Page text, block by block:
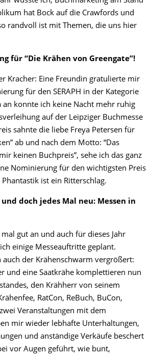
hat Bock auf die Crawfords und
randvoll ist mit Themen, die uns hier
für “Die Krähen von Greengate”!
Kracher: Eine Freundin gratulierte mir
für den SERAPH in der Kategorie
an konnte ich keine Nacht mehr ruhig
auf der Leipziger Buchmesse
sahnte die liebe Freya Petersen für
ab und nach dem Motto: “Das
keinen Buchpreis”, sehe ich das ganz
Nominierung für den wichtigsten Preis
ist ein Ritterschlag.
doch jedes Mal neu: Messen in
gut an und auch für dieses Jahr
einige Messeauftritte geplant.
auch der Krähenschwarm vergrößert:
und eine Saatkrähe komplettieren nun
den Krähherr von seinem
RatCon, ReBuch, BuCon,
Veranstaltungen mit dem
mir wieder lebhafte Unterhaltungen,
und anständige Verkäufe beschert
vor Augen geführt, wie bunt,